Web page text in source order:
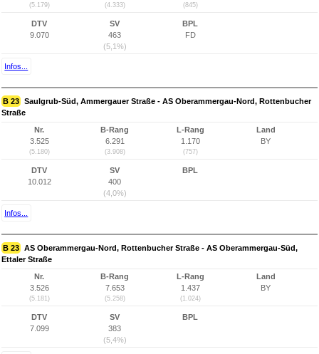
(5.179) (4.333) (845)
DTV
9.070
SV
463
(5,1%)
BPL
FD
Infos...
B 23 Saulgrub-Süd, Ammergauer Straße - AS Oberammergau-Nord, Rottenbucher
Straße
Nr.
3.525
(5.180)
B-Rang
6.291
(3.908)
L-Rang
1.170
(757)
Land
BY
DTV
10.012
SV
400
(4,0%)
BPL
Infos...
B 23 AS Oberammergau-Nord, Rottenbucher Straße - AS Oberammergau-Süd,
Ettaler Straße
Nr.
3.526
(5.181)
B-Rang
7.653
(5.258)
L-Rang
1.437
(1.024)
Land
BY
DTV
7.099
SV
383
(5,4%)
BPL